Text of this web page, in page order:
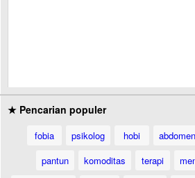
★ Pencarian populer
fobia psikolog hobi abdomen
pantun
komoditas terapi